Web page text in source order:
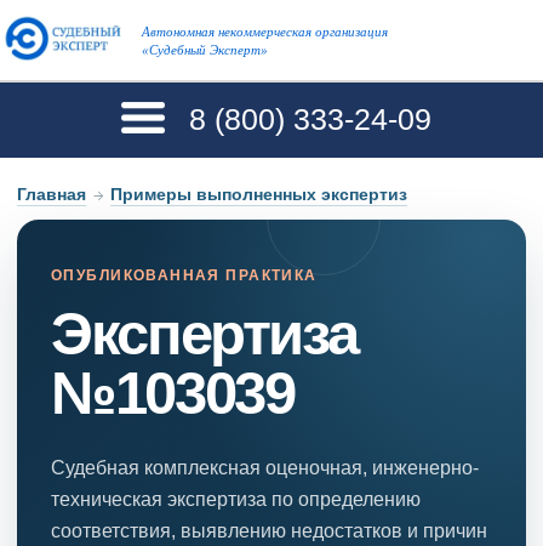
Автономная некоммерческая организация
«Судебный Эксперт»
8 (800) 333-24-09
Главная → Примеры выполненных экспертиз
ОПУБЛИКОВАННАЯ ПРАКТИКА
Экспертиза
№103039
Судебная комплексная оценочная, инженерно-
техническая экспертиза по определению
соответствия, выявлению недостатков и причин